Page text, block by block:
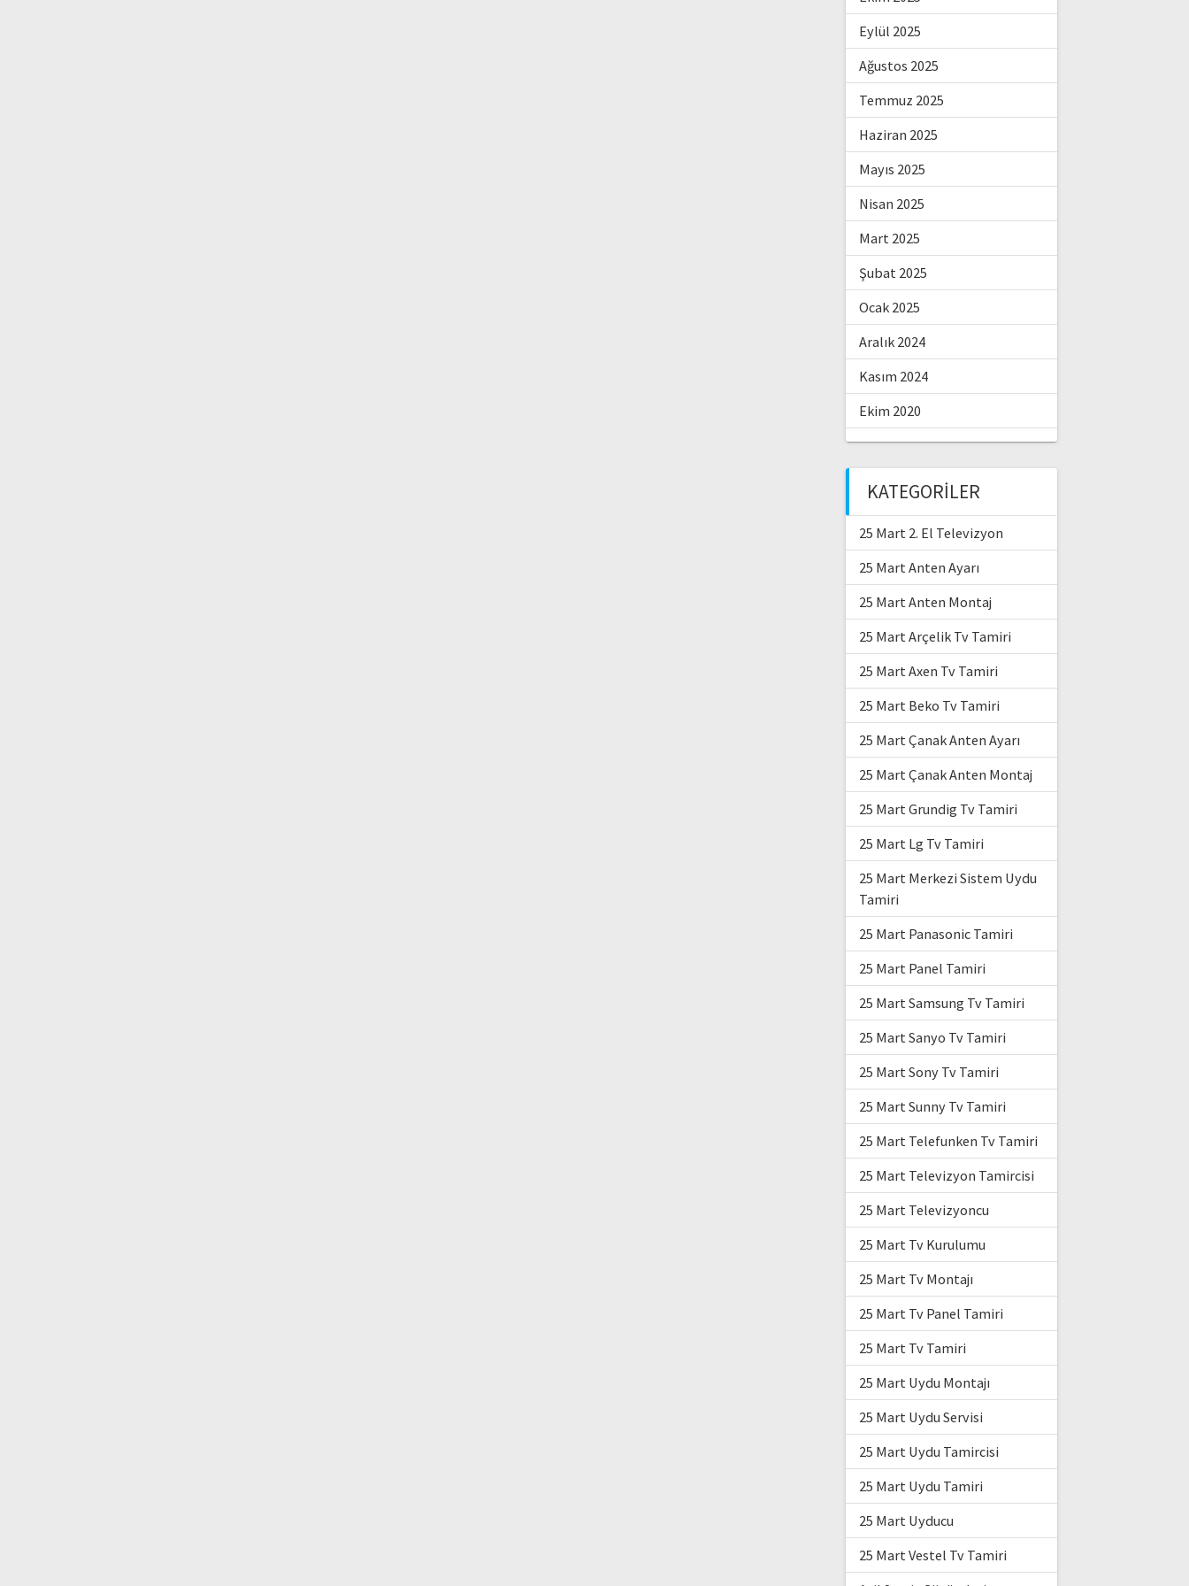
Eylül 2025
Ağustos 2025
Temmuz 2025
Haziran 2025
Mayıs 2025
Nisan 2025
Mart 2025
Şubat 2025
Ocak 2025
Aralık 2024
Kasım 2024
Ekim 2020
KATEGORILER
25 Mart 2. El Televizyon
25 Mart Anten Ayarı
25 Mart Anten Montaj
25 Mart Arçelik Tv Tamiri
25 Mart Axen Tv Tamiri
25 Mart Beko Tv Tamiri
25 Mart Çanak Anten Ayarı
25 Mart Çanak Anten Montaj
25 Mart Grundig Tv Tamiri
25 Mart Lg Tv Tamiri
25 Mart Merkezi Sistem Uydu
Tamiri
25 Mart Panasonic Tamiri
25 Mart Panel Tamiri
25 Mart Samsung Tv Tamiri
25 Mart Sanyo Tv Tamiri
25 Mart Sony Tv Tamiri
25 Mart Sunny Tv Tamiri
25 Mart Telefunken Tv Tamiri
25 Mart Televizyon Tamircisi
25 Mart Televizyoncu
25 Mart Tv Kurulumu
25 Mart Tv Montajı
25 Mart Tv Panel Tamiri
25 Mart Tv Tamiri
25 Mart Uydu Montajı
25 Mart Uydu Servisi
25 Mart Uydu Tamircisi
25 Mart Uydu Tamiri
25 Mart Uyducu
25 Mart Vestel Tv Tamiri